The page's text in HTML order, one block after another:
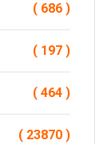
( 686 )
( 197 )
( 464 )
( 23870 )